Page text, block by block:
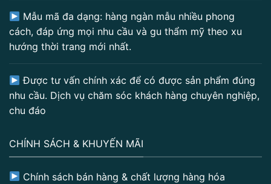
Mẫu mã đa dạng: hàng ngàn mẫu nhiều phong
cách, đáp ứng mọi nhu cầu và gu thẩm mỹ theo xu
hướng thời trang mới nhất.
Được tư vấn chính xác để có được sản phẩm đúng
nhu cầu. Dịch vụ chăm sóc khách hàng chuyên nghiệp,
chu đáo
CHÍNH SÁCH & KHUYẾN MÃI
Chính sách bán hàng & chất lượng hàng hóa